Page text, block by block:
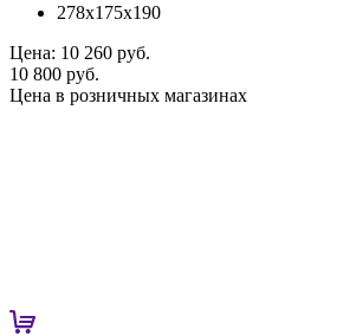
278x175x190
Цена: 10 260 руб.
10 800 руб.
Цена в розничных магазинах